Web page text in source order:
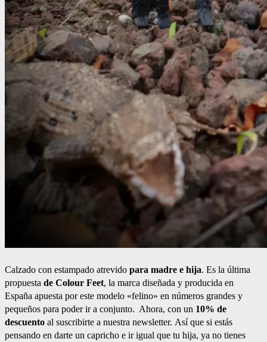
Calzado con estampado atrevido para madre e hija. Es la última
propuesta de Colour Feet, la marca diseñada y producida en
España apuesta por este modelo «felino» en números grandes y
pequeños para poder ir a conjunto. Ahora, con un 10% de
descuento al suscribirte a nuestra newsletter. Así que si estás
pensando en darte un capricho e ir igual que tu hija, ya no tienes